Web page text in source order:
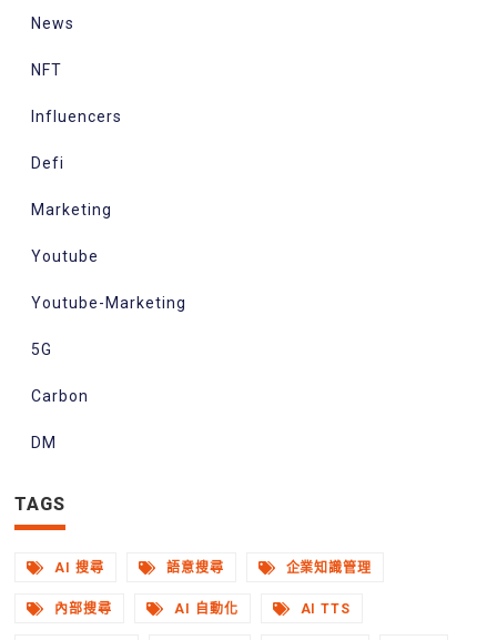
News
NFT
Influencers
Defi
Marketing
Youtube
Youtube-Marketing
5G
Carbon
DM
TAGS
AI 搜尋 語意搜尋 企業知識管理
內部搜尋 AI 自動化 AI TTS